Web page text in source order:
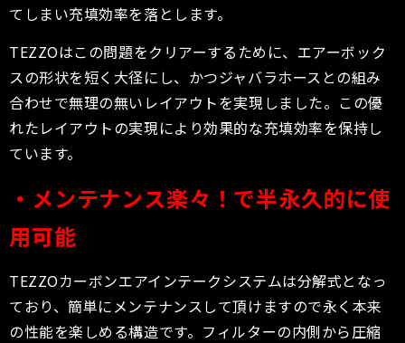
てしまい充填効率を落とします。
TEZZOはこの問題をクリアーするために、エアーボック
スの形状を短く大径にし、かつジャバラホースとの組み
合わせで無理の無いレイアウトを実現しました。この優
れたレイアウトの実現により効果的な充填効率を保持し
ています。
・メンテナンス楽々！で半永久的に使
用可能
TEZZOカーボンエアインテークシステムは分解式となっ
ており、簡単にメンテナンスして頂けますので永く本来
の性能を楽しめる構造です。フィルターの内側から圧縮